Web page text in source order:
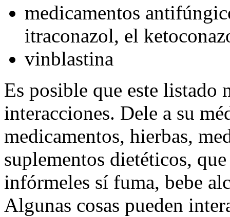
medicamentos
itraconazol, el
vinblastina
Es posible que este listado
interacciones. Dele a su
medicamentos, hierbas,
suplementos dietéticos,
infórmeles sí fuma, bebe
Algunas cosas pueden